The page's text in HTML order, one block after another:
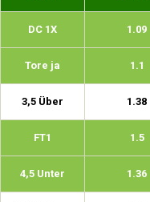
DC 1X 1.09
Tore ja 1.1
3,5 Über 1.38
FT1 1.5
4,5 Unter 1.36